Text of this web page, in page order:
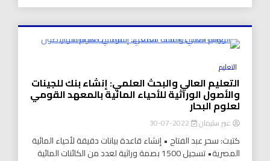
التعليم
التعليم العالي والبحث العلمي: إنشاء بنك للجينات
والأصول الوراثية للأحياء المائية بالمعهد القومي
لعلوم البحار
عبير سليمان
كتبت: سحر عبد الفتاح • إنشاء قاعدة بيانات دقيقة لأحياء المائية
المصرية• تسجيل 1500 بصمة وراثية لعدد من الكائنات المائية